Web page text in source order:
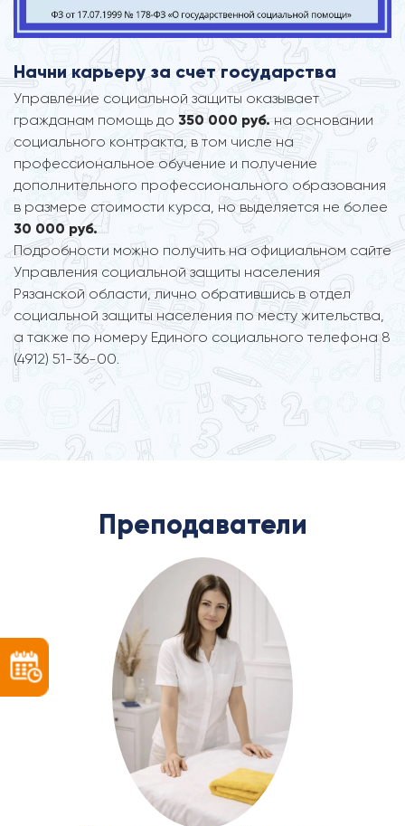
Начни карьеру за счет государства
Управление социальной защиты оказывает
гражданам помощь до 350 000 руб. на основании
социального контракта, в том числе на
профессиональное обучение и получение
дополнительного профессионального образования
в размере стоимости курса, но выделяется не более
30 000 руб.
Подробности можно получить на официальном сайте
Управления социальной защиты населения
Рязанской области, лично обратившись в отдел
социальной защиты населения по месту жительства,
а также по номеру Единого социального телефона 8
(4912) 51-36-00.
Преподаватели